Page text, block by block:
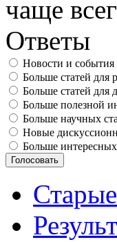
чаще
Ответы
Новости и события
Больше статей для
Больше статей для
Больше полезной
Больше научных
Новые
Больше